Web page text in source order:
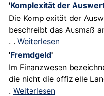
'Komplexität der
Die Komplexität der
beschreibt das Ausmaß
. . Weiterlesen
'Fremdgeld'
Im Finanzwesen
die nicht die offizielle
. Weiterlesen